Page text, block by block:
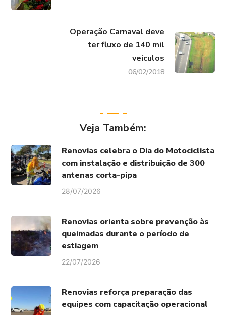
Operação Carnaval deve
ter fluxo de 140 mil
veículos
06/02/2018
Veja Também:
Renovias celebra o Dia do Motociclista
com instalação e distribuição de 300
antenas corta-pipa
28/07/2026
Renovias orienta sobre prevenção às
queimadas durante o período de
estiagem
22/07/2026
Renovias reforça preparação das
equipes com capacitação operacional